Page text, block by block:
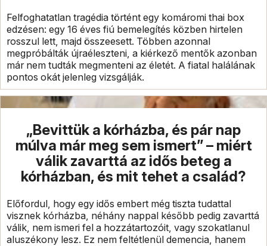
Felfoghatatlan tragédia történt egy komáromi thai box
edzésen: egy 16 éves fiú bemelegítés közben hirtelen
rosszul lett, majd összeesett. Többen azonnal
megpróbálták újraéleszteni, a kiérkező mentők azonban
már nem tudták megmenteni az életét. A fiatal halálának
pontos okát jelenleg vizsgálják.
„Bevittük a kórházba, és pár nap
múlva már meg sem ismert” – miért
válik zavarttá az idős beteg a
kórházban, és mit tehet a család?
Előfordul, hogy egy idős embert még tiszta tudattal
visznek kórházba, néhány nappal később pedig zavarttá
válik, nem ismeri fel a hozzátartozóit, vagy szokatlanul
aluszékony lesz. Ez nem feltétlenül demencia, hanem